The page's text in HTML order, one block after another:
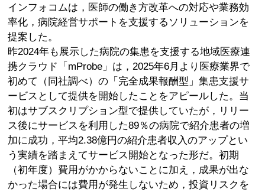
インフォコムは，医師の働き方改革への対応や業務効
率化，病院経営サポートを支援するソリューションを
提案した。
昨2024年も展示した病院の集患を支援する地域医療連
携クラウド「mProbe」は，2025年6月より医療業界で
初めて（同社調べ）の「完全成果報酬型」集患支援サ
ービスとして提供を開始したことをアピールした。当
初はサブスクリプション型で提供していたが，リリー
ス後にサービスを利用した89％の病院で紹介患者の増
加に成功，平均2.38億円の紹介患者収入のアップとい
う実績を踏まえてサービス開始となった形だ。初期
（初年度）費用がかからないことに加え，成果が出な
かった場合には費用が発生しないため，投資リスクを